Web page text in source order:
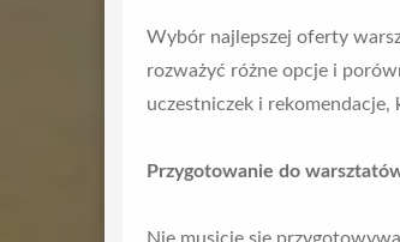
Wybór najlepszej oferty
rozważyć różne opcje i
uczestniczek i
Przygotowanie do